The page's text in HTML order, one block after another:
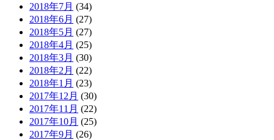
2018年7月 (34)
2018年6月 (27)
2018年5月 (27)
2018年4月 (25)
2018年3月 (30)
2018年2月 (22)
2018年1月 (23)
2017年12月 (30)
2017年11月 (22)
2017年10月 (25)
2017年9月 (26)